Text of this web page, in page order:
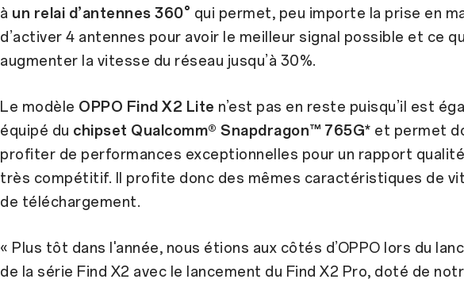
à un relai d’antennes 360° qui permet, peu importe la prise en
d’activer 4 antennes pour avoir le meilleur signal possible et ce
augmenter la vitesse du réseau jusqu’à 30%.
Le modèle OPPO Find X2 Lite n’est pas en reste puisqu’il est
équipé du chipset Qualcomm® Snapdragon™ 765G* et permet
profiter de performances exceptionnelles pour un rapport
très compétitif. Il profite donc des mêmes caractéristiques de
de téléchargement.
« Plus tôt dans l'année, nous étions aux côtés d’OPPO lors du
de la série Find X2 avec le lancement du Find X2 Pro, doté de